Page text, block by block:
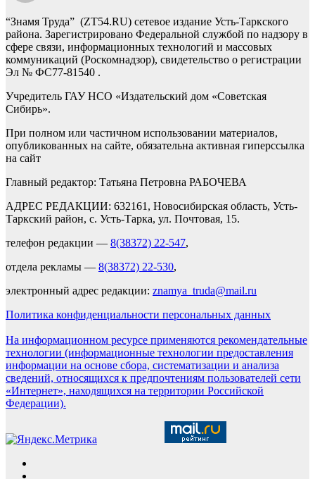
“Знамя Труда” (ZT54.RU) сетевое издание Усть-Таркского
района. Зарегистрировано Федеральной службой по надзору в
сфере связи, информационных технологий и массовых
коммуникаций (Роскомнадзор), свидетельство о регистрации
Эл № ФС77-81540 .
Учредитель ГАУ НСО «Издательский дом «Советская
Сибирь».
При полном или частичном использовании материалов,
опубликованных на сайте, обязательна активная гиперссылка
на сайт
Главный редактор: Татьяна Петровна РАБОЧЕВА
АДРЕС РЕДАКЦИИ: 632161, Новосибирская область, Усть-
Таркский район, с. Усть-Тарка, ул. Почтовая, 15.
телефон редакции — 8(38372) 22-547,
отдела рекламы — 8(38372) 22-530,
электронный адрес редакции: znamya_truda@mail.ru
Политика конфиденциальности персональных данных
На информационном ресурсе применяются рекомендательные
технологии (информационные технологии предоставления
информации на основе сбора, систематизации и анализа
сведений, относящихся к предпочтениям пользователей сети
«Интернет», находящихся на территории Российской
Федерации).